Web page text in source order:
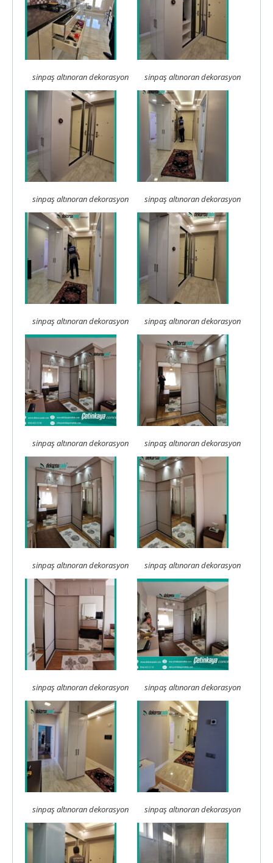
sinpaş altınoran dekorasyon sinpaş altınoran dekorasyon
sinpaş altınoran dekorasyon sinpaş altınoran dekorasyon
sinpaş altınoran dekorasyon sinpaş altınoran dekorasyon
sinpaş altınoran dekorasyon sinpaş altınoran dekorasyon
sinpaş altınoran dekorasyon sinpaş altınoran dekorasyon
sinpaş altınoran dekorasyon sinpaş altınoran dekorasyon
sinpaş altınoran dekorasyon sinpaş altınoran dekorasyon